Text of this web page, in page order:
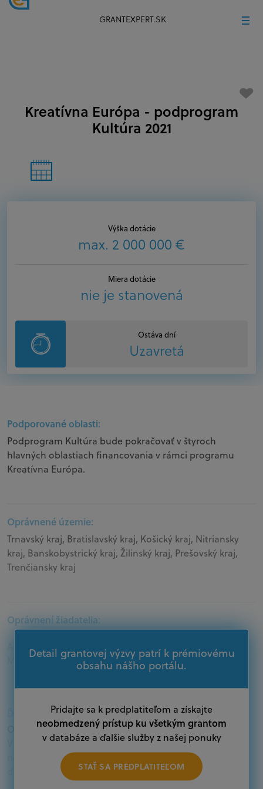
GRANTEXPERT.SK
Výška dotácie
max. 2 000 000 €
Miera dotácie
nie je stanovená
Ostáva dní
Uzavretá
Kreatívna Európa - podprogram
Kultúra 2021
Podporované oblasti:
Podprogram Kultúra bude pokračovať v štyroch
hlavných oblastiach financovania v rámci programu
Kreatívna Európa.
Oprávnené územie:
Trnavský kraj, Bratislavský kraj, Košický kraj, Nitriansky
kraj, Banskobystrický kraj, Žilinský kraj, Prešovský kraj,
Trenčiansky kraj
Oprávnení žiadatelia:
Akademický sektor, Jednotlivci, Podnikatelia,
Mimovládne organizácie
Ďalšie informácie:
Oprávnení žiadatelia:
V databáze grantov a dotácií na portáli Grantexpert.sk
nájdete aktuálne výzvy z eurofondov, plánu obnovy a
ďalších zdrojov.
Detail grantovej výzvy patrí k prémiovému
obsahu nášho portálu.
Pridajte sa k predplatiteľom a získajte
neobmedzený prístup ku všetkým grantom
v databáze a ďalšie služby z našej ponuky
STAŤ SA PREDPLATITEĽOM